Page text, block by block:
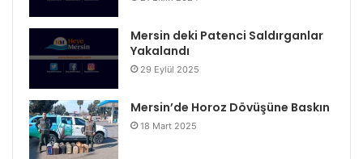
Mersin deki Patenci Saldırganlar
Yakalandı
29 Eylül 2025
Mersin’de Horoz Dövüşüne Baskın
18 Mart 2025